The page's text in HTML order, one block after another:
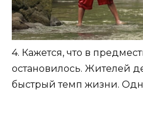
4. Кажется, что в
остановилось. Жителей
быстрый темп жизни.